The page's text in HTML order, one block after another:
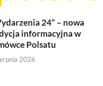
24” – nowa
informacyjna w
Polsatu
2026